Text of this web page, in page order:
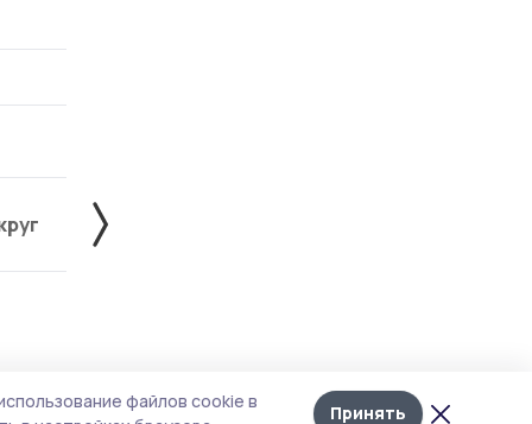
Лента
новостей
Знаменский округ
файлов cookie в
Принять